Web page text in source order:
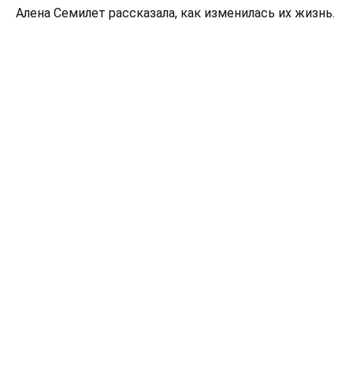
Алена Семилет рассказала, как изменилась их жизнь.